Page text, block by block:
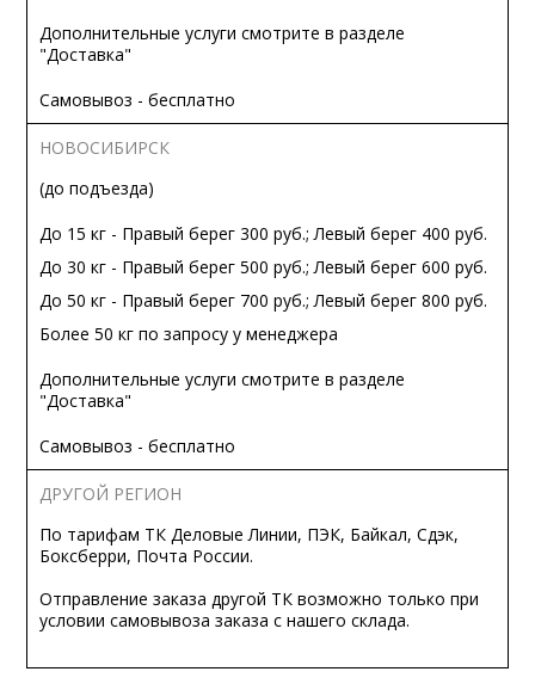
Дополнительные услуги смотрите в разделе
"Доставка"
Самовывоз - бесплатно
НОВОСИБИРСК
(до подъезда)
До 15 кг - Правый берег 300 руб.; Левый берег 400 руб.
До 30 кг - Правый берег 500 руб.; Левый берег 600 руб.
До 50 кг - Правый берег 700 руб.; Левый берег 800 руб.
Более 50 кг по запросу у менеджера
Дополнительные услуги смотрите в разделе
"Доставка"
Самовывоз - бесплатно
ДРУГОЙ РЕГИОН
По тарифам ТК Деловые Линии, ПЭК, Байкал, Сдэк,
Боксберри, Почта России.
Отправление заказа другой ТК возможно только при
условии самовывоза заказа с нашего склада.